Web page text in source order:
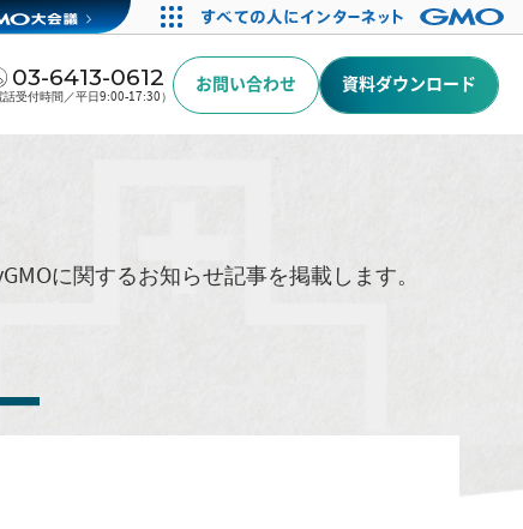
03-6413-0612
話受付時間／平日9:00-17:30）
お問い合わせ 資料ダウンロード
に関するお知らせ記事を掲載します。